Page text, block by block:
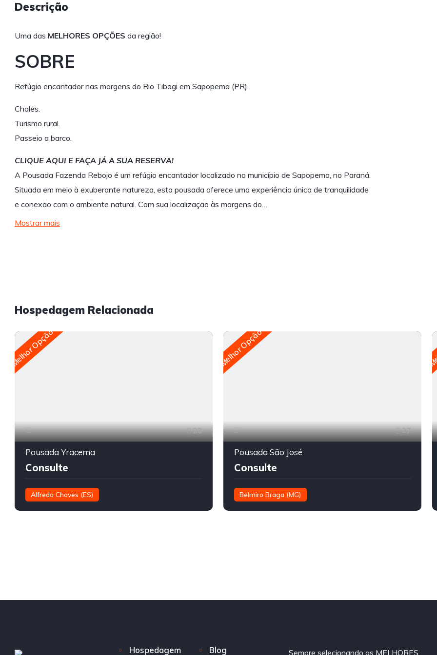
Descrição
Uma das MELHORES OPÇÕES da região!
SOBRE
Refúgio encantador nas margens do Rio Tibagi em Sapopema (PR).
Chalés.
Turismo rural.
Passeio a barco.
CLIQUE AQUI E FAÇA JÁ A SUA RESERVA!
A Pousada Fazenda Rebojo é um refúgio encantador localizado no município de Sapopema, no Paraná.
Situada em meio à exuberante natureza, esta pousada oferece uma experiência única de tranquilidade
e conexão com o ambiente natural. Com sua localização às margens do…
Mostrar mais
Hospedagem Relacionada
Melhor Opção
23
Pousada Yracema
Consulte
Alfredo Chaves (ES)
Melhor Opção
27
Pousada São José
Consulte
Belmiro Braga (MG)
Hospedagem Blog Sempre selecionando as MELHORES